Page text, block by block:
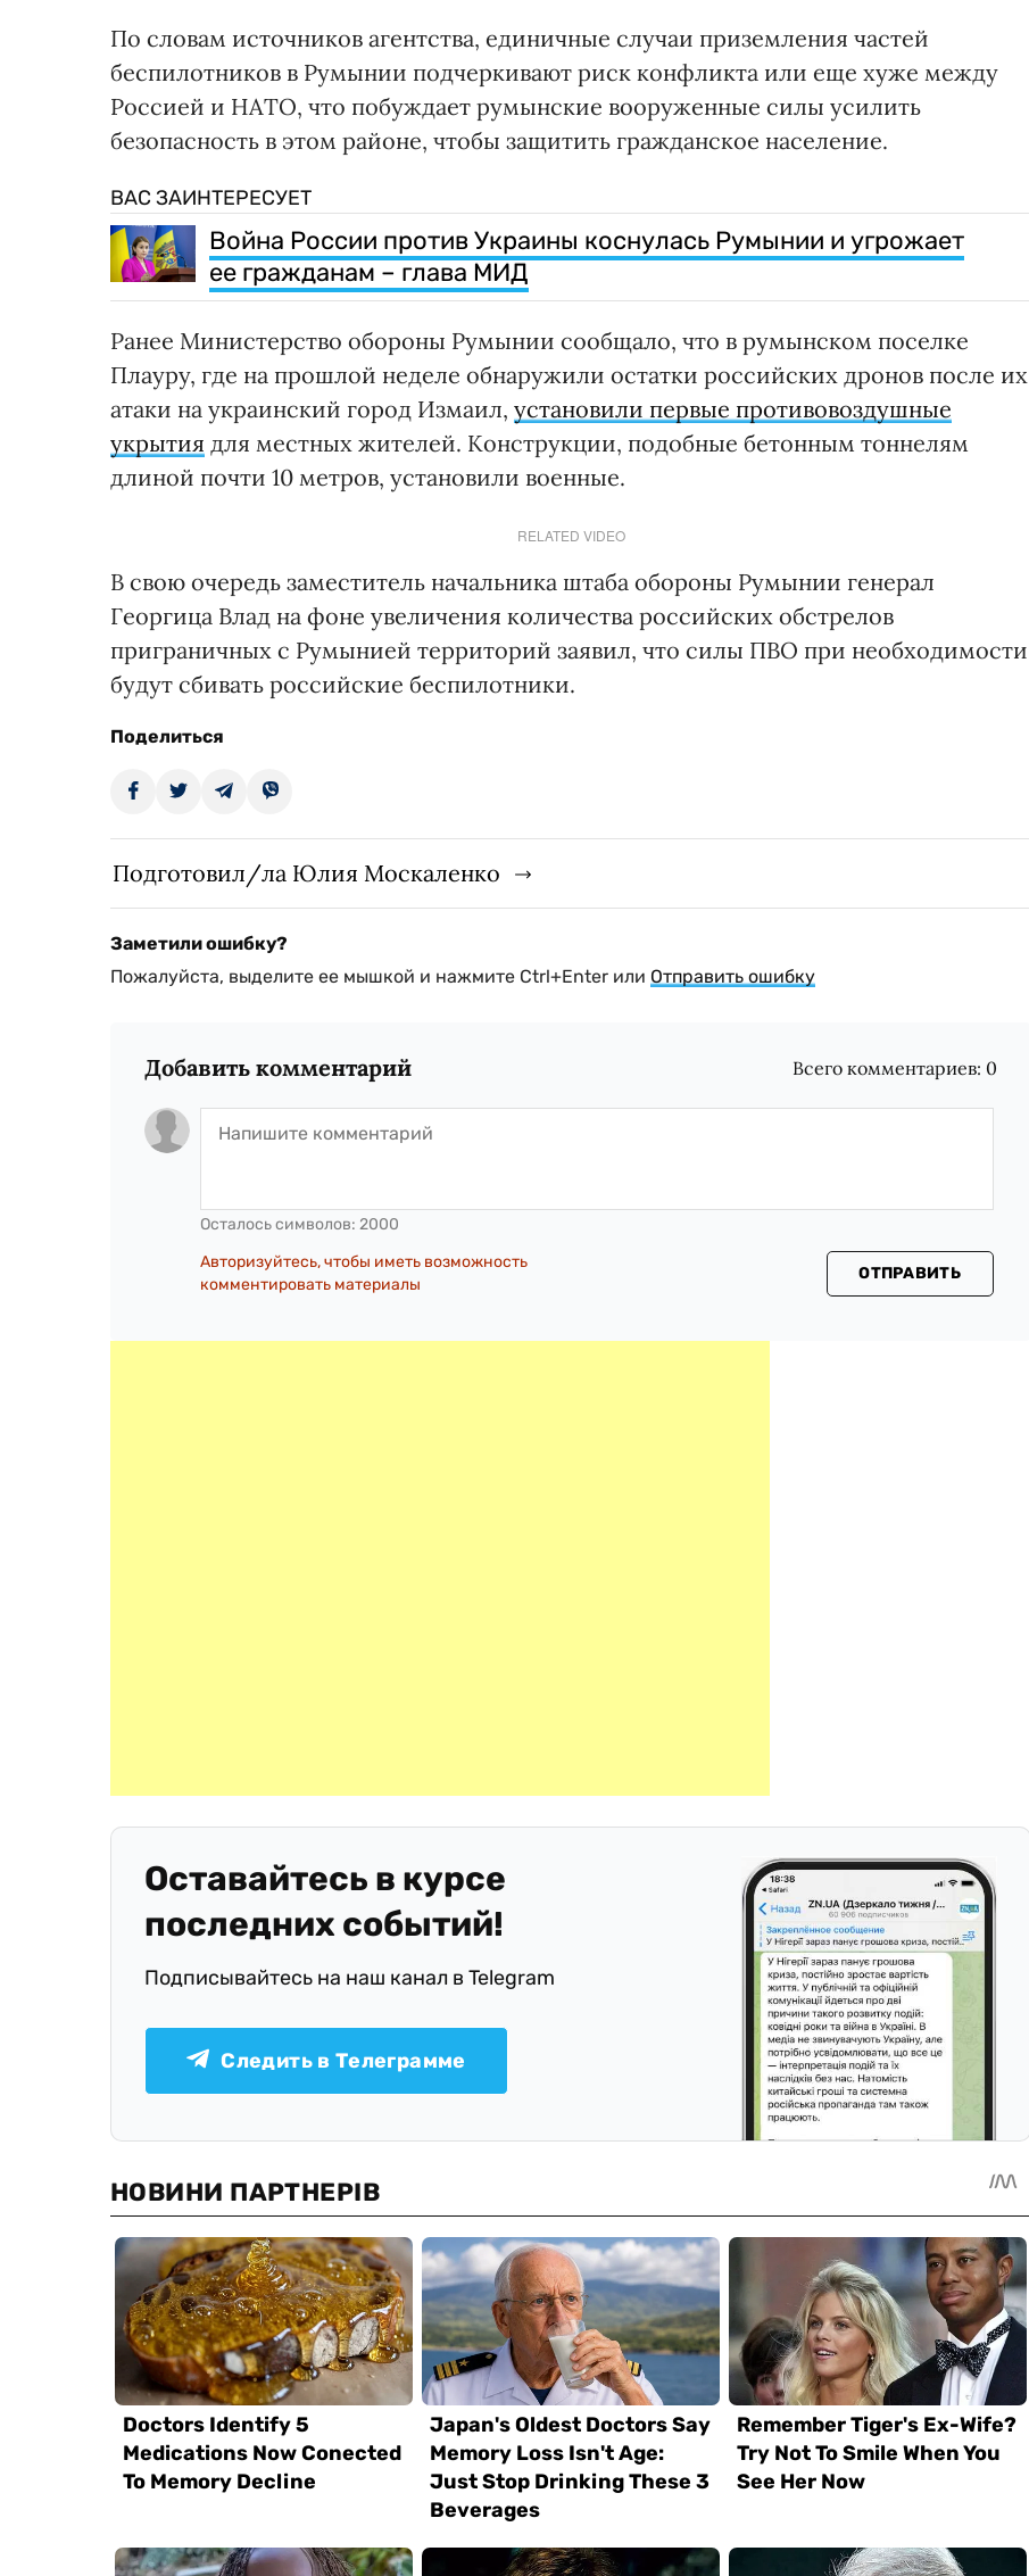
По словам источников агентства, единичные случаи приземления частей
беспилотников в Румынии подчеркивают риск конфликта или еще хуже между
Россией и НАТО, что побуждает румынские вооруженные силы усилить
безопасность в этом районе, чтобы защитить гражданское население.
ВАС ЗАИНТЕРЕСУЕТ
Война России против Украины коснулась Румынии и угрожает
ее гражданам – глава МИД
Ранее Министерство обороны Румынии сообщало, что в румынском поселке
Плауру, где на прошлой неделе обнаружили остатки российских дронов после их
атаки на украинский город Измаил, установили первые противовоздушные
укрытия для местных жителей. Конструкции, подобные бетонным тоннелям
длиной почти 10 метров, установили военные.
RELATED VIDEO
В свою очередь заместитель начальника штаба обороны Румынии генерал
Георгица Влад на фоне увеличения количества российских обстрелов
приграничных с Румынией территорий заявил, что силы ПВО при необходимости
будут сбивать российские беспилотники.
Поделиться
Подготовил/ла Юлия Москаленко
Заметили ошибку?
Пожалуйста, выделите ее мышкой и нажмите Ctrl+Enter или Отправить ошибку
Добавить комментарий Всего комментариев: 0
Осталось символов: 2000
Авторизуйтесь, чтобы иметь возможность
комментировать материалы
ОТПРАВИТЬ
Оставайтесь в курсе
последних событий!
Подписывайтесь на наш канал в Telegram
Следить в Телеграмме